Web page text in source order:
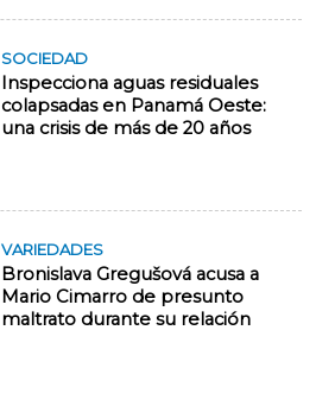
SOCIEDAD
Inspecciona aguas residuales
colapsadas en Panamá Oeste:
una crisis de más de 20 años
VARIEDADES
Bronislava Gregušová acusa a
Mario Cimarro de presunto
maltrato durante su relación